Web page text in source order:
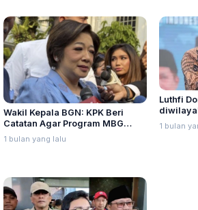
Wakil Kepala BGN: KPK Beri
Catatan Agar Program MBG
Tepat Sasaran
1 bulan yang lalu
Luthfi
Bahan
untuk
1 bulan